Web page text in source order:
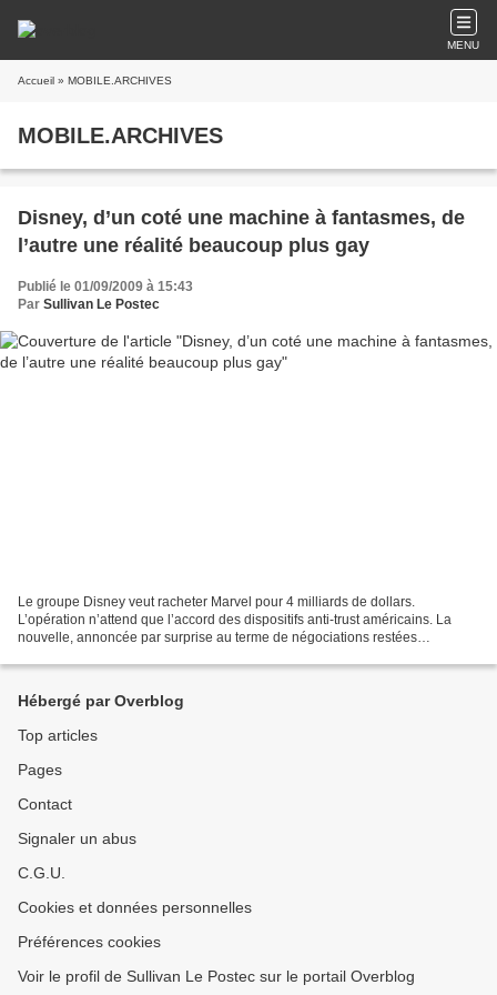
MENU
Accueil » MOBILE.ARCHIVES
MOBILE.ARCHIVES
Disney, d’un coté une machine à fantasmes, de
l’autre une réalité beaucoup plus gay
Publié le 01/09/2009 à 15:43
Par Sullivan Le Postec
Le groupe Disney veut racheter Marvel pour 4 milliards de dollars.
L’opération n’attend que l’accord des dispositifs anti-trust américains. La
nouvelle, annoncée par surprise au terme de négociations restées
Hébergé par Overblog
Top articles
Pages
Contact
Signaler un abus
C.G.U.
Cookies et données personnelles
Préférences cookies
Voir le profil de Sullivan Le Postec sur le portail Overblog